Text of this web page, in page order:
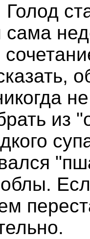
из